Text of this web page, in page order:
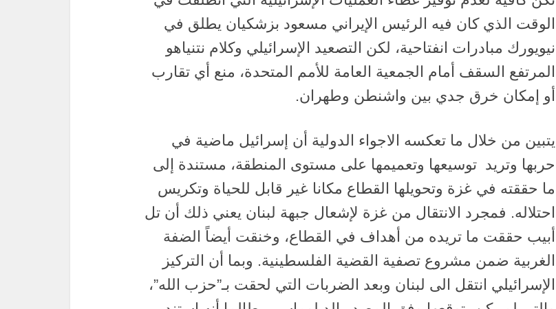
الوقت الذي كان فيه الرئيس الإيراني مسعود بزشكيان يطلق في
نيويورك مبادرات انفتاحية، لكن التصعيد الإسرائيلي وكلام نتنياهو
المرتفع السقف أمام الجمعية العامة للأمم المتحدة، منع أي تقارب
أو إمكان خرق جدي بين واشنطن وطهران.
يتبين من خلال ما تعكسه الاجواء الدولية أن إسرائيل ماضية في
حربها وتريد توسيعها وتعميمها على مستوى المنطقة، مستندة إلى
ما حققته في غزة وتحويلها القطاع مكانا غير قابل للحياة وتكريس
احتلاله. فمجرد الانتقال من غزة لإشعال جبهة لبنان يعني ذلك أن تل
أبيب حققت ما تريده من أهداف في القطاع، وخنقت أيضاً الضفة
الغربية ضمن مشروع تصفية القضية الفلسطينية. وبما أن التركيز
الإسرائيلي انتقل الى لبنان وبعد الضربات التي لحقت بـ”حزب الله”،